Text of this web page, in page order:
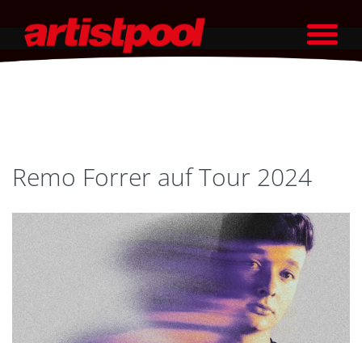
Remo Forrer auf Tour 2024